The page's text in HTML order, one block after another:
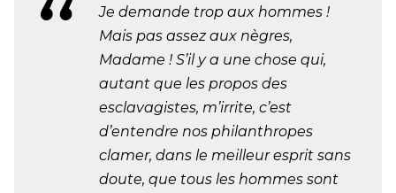
Je demande trop aux hommes !
Mais pas assez aux nègres,
Madame ! S’il y a une chose qui,
autant que les propos des
esclavagistes, m’irrite, c’est
d’entendre nos philanthropes
clamer, dans le meilleur esprit sans
doute, que tous les hommes sont